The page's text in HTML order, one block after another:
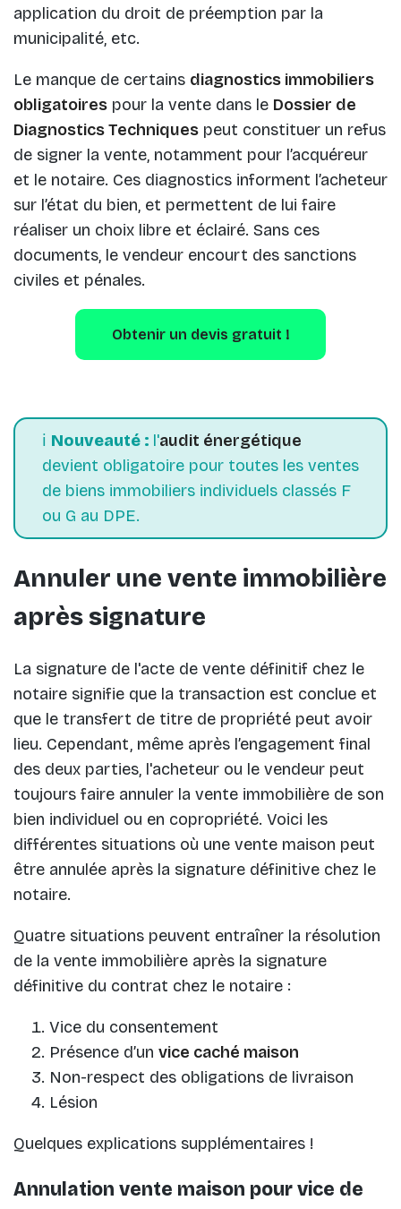
application du droit de préemption par la
municipalité, etc.
Le manque de certains diagnostics immobiliers
obligatoires pour la vente dans le Dossier de
Diagnostics Techniques peut constituer un refus
de signer la vente, notamment pour l’acquéreur
et le notaire. Ces diagnostics informent l’acheteur
sur l’état du bien, et permettent de lui faire
réaliser un choix libre et éclairé. Sans ces
documents, le vendeur encourt des sanctions
civiles et pénales.
Obtenir un devis gratuit !
ℹ️ Nouveauté : l'audit énergétique
devient obligatoire pour toutes les ventes
de biens immobiliers individuels classés F
ou G au DPE.
Annuler une vente immobilière
après signature
La signature de l'acte de vente définitif chez le
notaire signifie que la transaction est conclue et
que le transfert de titre de propriété peut avoir
lieu. Cependant, même après l’engagement final
des deux parties, l'acheteur ou le vendeur peut
toujours faire annuler la vente immobilière de son
bien individuel ou en copropriété. Voici les
différentes situations où une vente maison peut
être annulée après la signature définitive chez le
notaire.
Quatre situations peuvent entraîner la résolution
de la vente immobilière après la signature
définitive du contrat chez le notaire :
Vice du consentement
Présence d’un vice caché maison
Non-respect des obligations de livraison
Lésion
Quelques explications supplémentaires !
Annulation vente maison pour vice de